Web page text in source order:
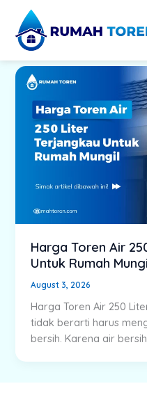
content
Harga Toren Air
Untuk Rumah
August 3, 2026
Harga Toren Air 250
tidak berarti harus
bersih. Karena air